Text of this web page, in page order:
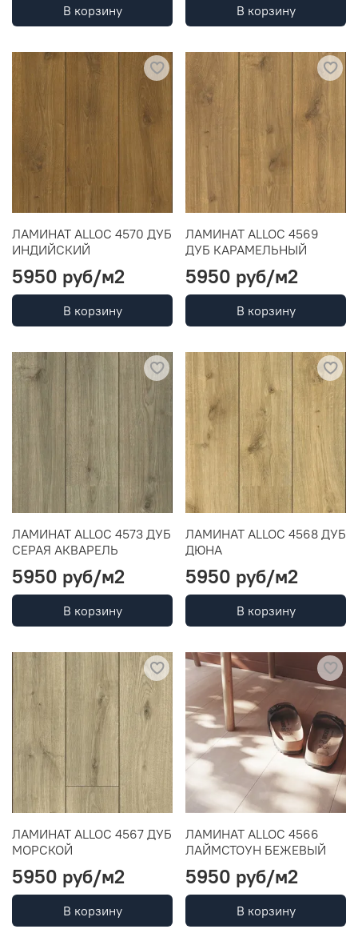
В корзину В корзину
ЛАМИНАТ ALLOC 4570 ДУБ
ИНДИЙСКИЙ
5950 руб/м2
В корзину
ЛАМИНАТ ALLOC 4569
ДУБ КАРАМЕЛЬНЫЙ
5950 руб/м2
В корзину
ЛАМИНАТ ALLOC 4573 ДУБ
СЕРАЯ АКВАРЕЛЬ
5950 руб/м2
В корзину
ЛАМИНАТ ALLOC 4568 ДУБ
ДЮНА
5950 руб/м2
В корзину
ЛАМИНАТ ALLOC 4567 ДУБ
МОРСКОЙ
5950 руб/м2
В корзину
ЛАМИНАТ ALLOC 4566
ЛАЙМСТОУН БЕЖЕВЫЙ
5950 руб/м2
В корзину